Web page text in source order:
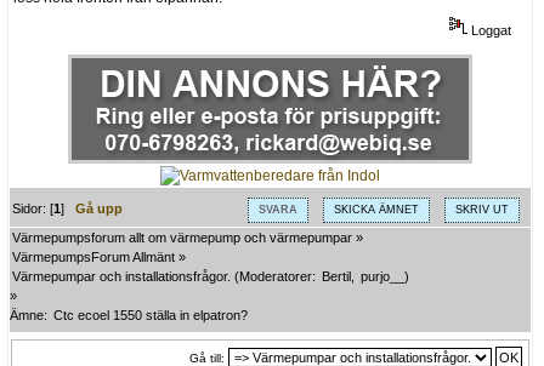
Loggat
SVARA SKICKA ÄMNET SKRIV UT
Sidor: [1]Gå upp
Värmepumpsforum allt om värmepump och värmepumpar »
VärmepumpsForum Allmänt »
Värmepumpar och installationsfrågor. (Moderatorer: Bertil purjo__ )
»
Ämne: Ctc ecoel 1550 ställa in elpatron?
Gå till: